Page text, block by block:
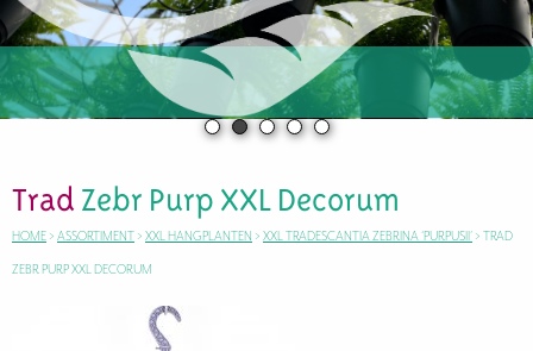
Trad Zebr Purp XXL Decorum
HOME > ASSORTIMENT > XXL HANGPLANTEN > XXL TRADESCANTIA ZEBRINA ‘PURPUSII’ > TRAD
ZEBR PURP XXL DECORUM